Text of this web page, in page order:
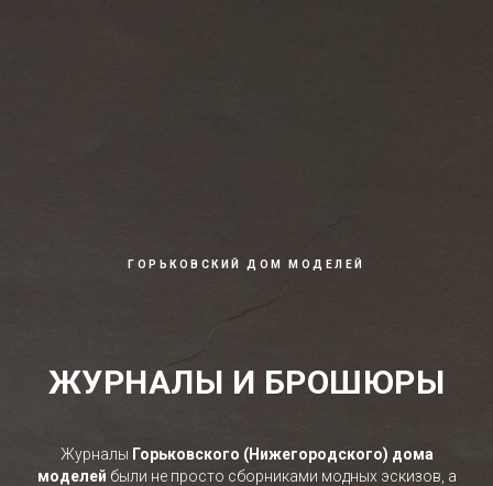
ГОРЬКОВСКИЙ ДОМ МОДЕЛЕЙ
ЖУРНАЛЫ И БРОШЮРЫ
Журналы Горьковского (Нижегородского) дома
моделей были не просто сборниками модных эскизов, а